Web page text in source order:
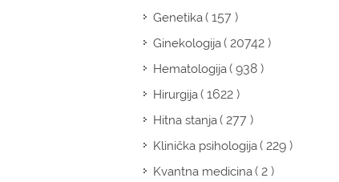
Genetika( 157 )
Ginekologija( 20742 )
Hematologija( 938 )
Hirurgija( 1622 )
Hitna stanja( 277 )
Klinička psihologija( 229 )
Kvantna medicina( 2 )